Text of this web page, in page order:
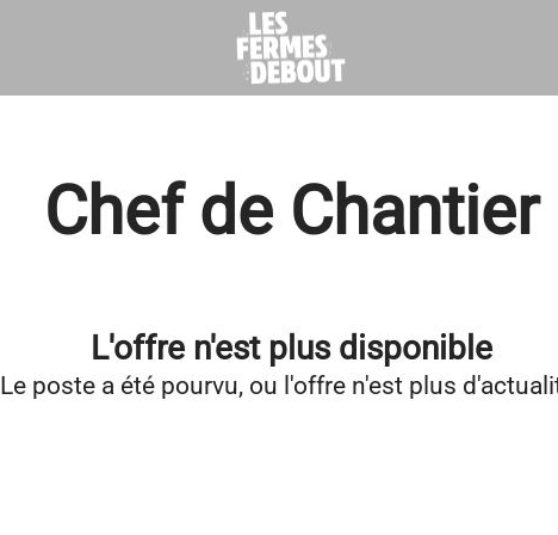
Chef de Chantier
L'offre n'est plus disponible
Le poste a été pourvu, ou l'offre n'est plus